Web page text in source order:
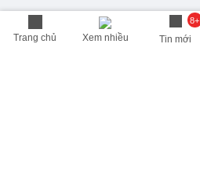
Trang chủ Xem nhiều
8+
Tin mới